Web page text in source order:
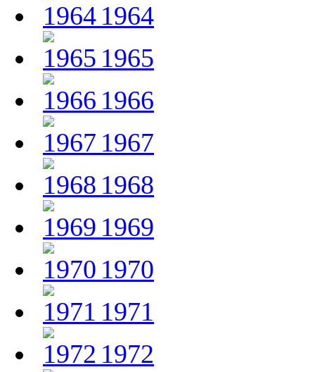
1964
1965
1966
1967
1968
1969
1970
1971
1972